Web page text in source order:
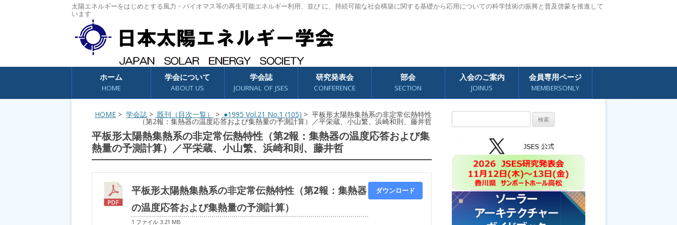
太陽エネルギーをはじめとする風力・バイオマス等の再生可能エネルギー利用、並び に、持続可能な社会構築に関する基礎から応用についての科学技術の振興と普及啓蒙を推進して
います
コンテンツへスキップ
ホーム
HOME
学会について
ABOUT US
学会誌
JOURNAL OF JSES
研究発表会
CONFERENCE
部会
SECTION
入会のご案内
JOINUS
会員専用ページ
MEMBERSONLY
HOME > 学会誌 > 既刊（目次一覧） > ●1995 Vol.21 No.1 (105) > 平板形太陽熱集熱系の非定常伝熱特性
（第2報：集熱器の温度応答および集熱量の予測計算）／平栄蔵、小山繁、浜崎和則、藤井哲
平板形太陽熱集熱系の非定常伝熱特性（第2報：集熱器の温度応答および集
熱量の予測計算）／平栄蔵、小山繁、浜崎和則、藤井哲
平板形太陽熱集熱系の非定常伝熱特性（第2報：集熱器
の温度応答および集熱量の予測計算）
1 ファイル 3.21 MB
ダウンロード
索: